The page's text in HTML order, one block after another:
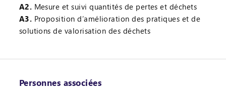
A2. Mesure et suivi quantités de pertes et déchets
A3. Proposition d’amélioration des pratiques et de
solutions de valorisation des déchets
Personnes associées